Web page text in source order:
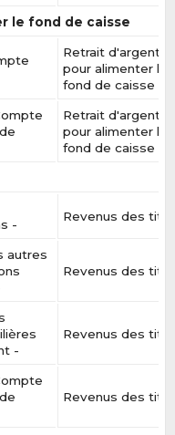
le fond de caisse
Retrait d'argent
pour alimenter le
fond de caisse
Retrait d'argent
pour alimenter le
fond de caisse
-
Revenus des
autres
Revenus des
-
Revenus des
Revenus des